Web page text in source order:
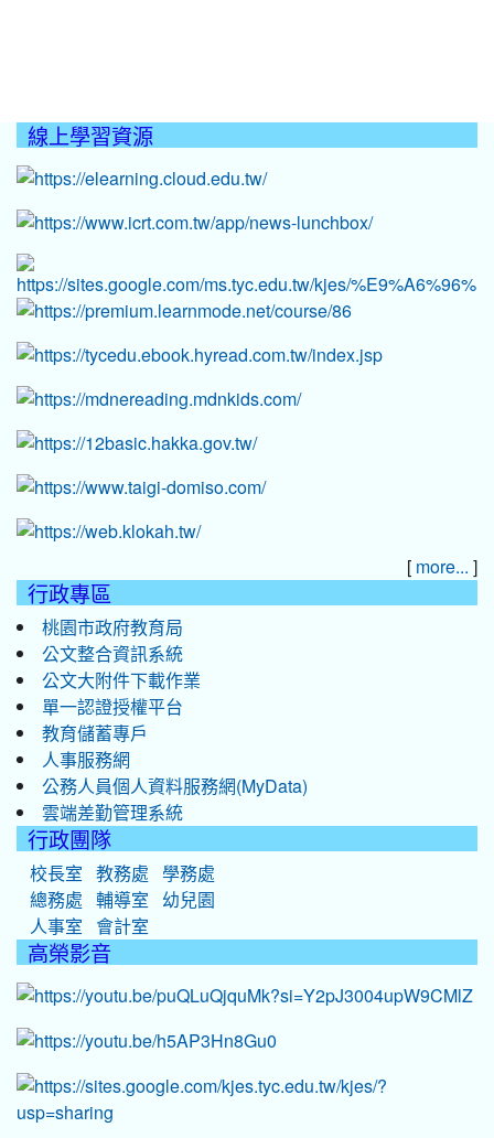
線上學習資源
[ more... ]
行政專區
桃園市政府教育局
公文整合資訊系統
公文大附件下載作業
單一認證授權平台
教育儲蓄專戶
人事服務網
公務人員個人資料服務網(MyData)
雲端差勤管理系統
行政團隊
校長室 教務處
學務處
總務處
輔導室
幼兒園
人事室
會計室
高榮影音